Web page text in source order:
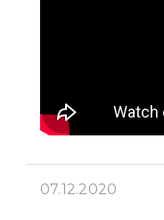
07.12.2020